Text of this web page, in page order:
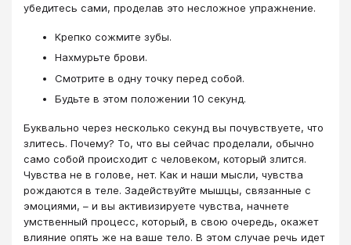
убедитесь сами, проделав это несложное упражнение.
Крепко сожмите зубы.
Нахмурьте брови.
Смотрите в одну точку перед собой.
Будьте в этом положении 10 секунд.
Буквально через несколько секунд вы почувствуете, что
злитесь. Почему? То, что вы сейчас проделали, обычно
само собой происходит с человеком, который злится.
Чувства не в голове, нет. Как и наши мысли, чувства
рождаются в теле. Задействуйте мышцы, связанные с
эмоциями, – и вы активизируете чувства, начнете
умственный процесс, который, в свою очередь, окажет
влияние опять же на ваше тело. В этом случае речь идет